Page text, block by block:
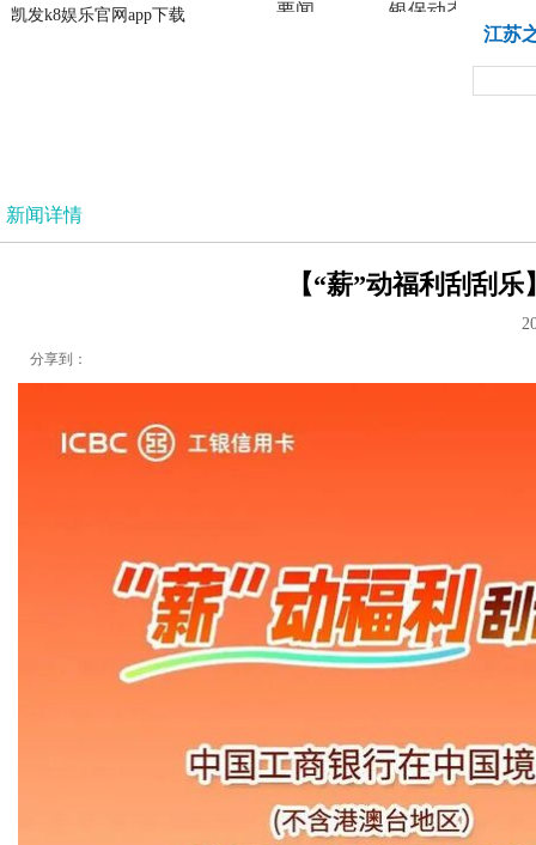
凯发k8娱乐官网app下载
凯发k8娱乐官网app下载
要闻 银保动态
江苏
新闻详情
【“薪”动福利刮刮
分享到：